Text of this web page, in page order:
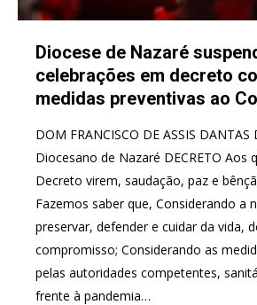
Diocese de Nazaré
celebrações em decreto
medidas preventivas ao
DOM FRANCISCO DE ASSIS DANTAS
Diocesano de Nazaré DECRETO Aos
Decreto virem, saudação, paz e
Fazemos saber que, Considerando a
preservar, defender e cuidar da vida,
compromisso; Considerando as
pelas autoridades competentes,
frente à pandemia…